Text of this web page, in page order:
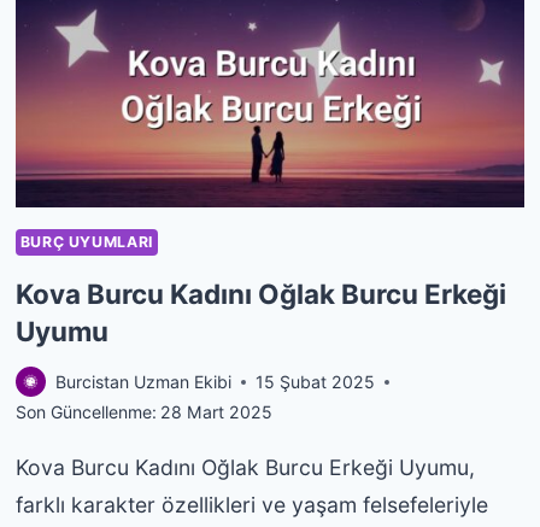
BURCU
ERKEĞI
UYUMU
BURÇ UYUMLARI
Kova Burcu Kadını Oğlak Burcu Erkeği
Uyumu
Burcistan Uzman Ekibi
15 Şubat 2025
Son Güncellenme: 28 Mart 2025
Kova Burcu Kadını Oğlak Burcu Erkeği Uyumu,
farklı karakter özellikleri ve yaşam felsefeleriyle